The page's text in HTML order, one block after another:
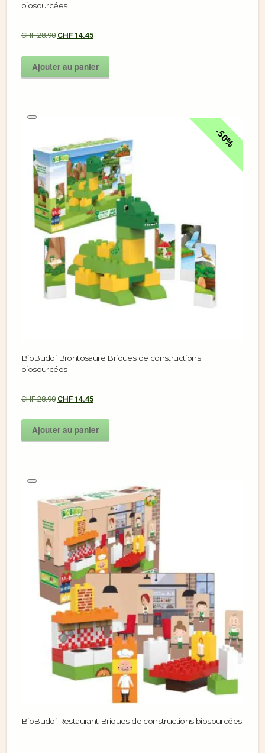
biosourcées
CHF28.90 CHF 14.45
Ajouter au panier
50%
BioBuddi Brontosaure Briques de constructions
biosourcées
CHF28.90 CHF 14.45
Ajouter au panier
BioBuddi Restaurant Briques de constructions biosourcées